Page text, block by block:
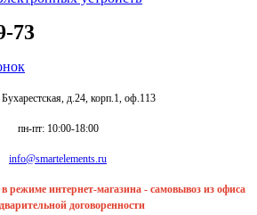
73
д.24, корп.1, оф.113
пн-пт: 10:00-18:00
info@smartelements.ru
режиме интернет-магазина - самовывоз из офиса
договоренности